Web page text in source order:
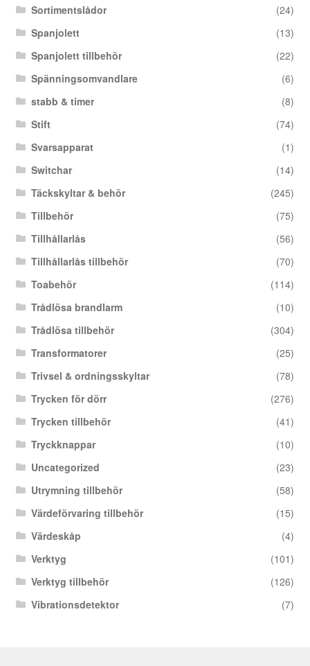
Sortimentslådor
(24)
Spanjolett
(13)
Spanjolett tillbehör
(22)
Spänningsomvandlare
(6)
stabb & timer
(8)
Stift
(74)
Svarsapparat
(1)
Switchar
(14)
Täckskyltar & behör
(245)
Tillbehör
(75)
Tillhållarlås
(56)
Tillhållarlås tillbehör
(70)
Toabehör
(114)
Trådlösa brandlarm
(10)
Trådlösa tillbehör
(304)
Transformatorer
(25)
Trivsel & ordningsskyltar
(78)
Trycken för dörr
(276)
Trycken tillbehör
(41)
Tryckknappar
(10)
Uncategorized
(23)
Utrymning tillbehör
(58)
Värdeförvaring tillbehör
(15)
Värdeskåp
(4)
Verktyg
(101)
Verktyg tillbehör
(126)
Vibrationsdetektor
(7)